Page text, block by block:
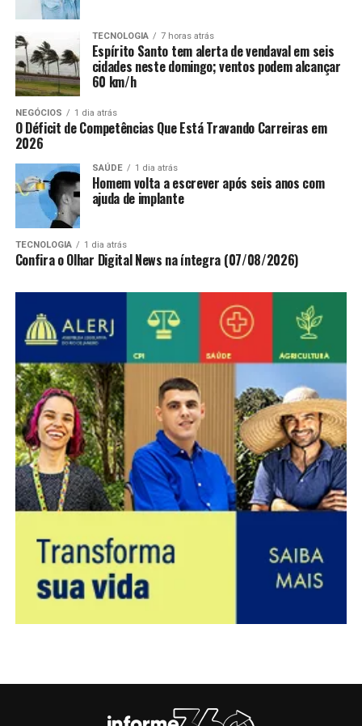
TECNOLOGIA 7 horas atrás
Espírito Santo tem alerta de vendaval em seis
cidades neste domingo; ventos podem alcançar
60 km/h
NEGÓCIOS 1 dia atrás
O Déficit de Competências Que Está Travando Carreiras em
2026
SAÚDE 1 dia atrás
Homem volta a escrever após seis anos com
ajuda de implante
TECNOLOGIA 1 dia atrás
Confira o Olhar Digital News na íntegra (07/08/2026)